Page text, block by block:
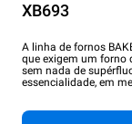
XB693
A linha de fornos
que exigem um forno
sem nada de
essencialidade, em